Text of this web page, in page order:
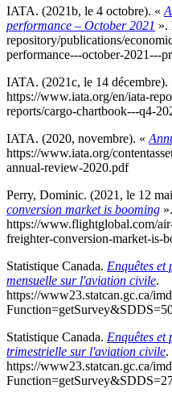
IATA. (2021b, le 4 octobre). «
performance – October 2021 ».
repository/publications/
performance---october-2021---
IATA. (2021c, le 14 décembre).
https://www.iata.org/en/iata-
reports/cargo-chartbook---q4-
IATA. (2020, novembre). «
https://www.iata.org/
annual-review-2020.pdf
Perry, Dominic. (2021, le 12
conversion market is booming
https://www.flightglobal.com/
freighter-conversion-market-is-
Statistique Canada. Enquêtes et
mensuelle sur l'aviation civile.
https://www23.statcan.gc.ca/
Statistique Canada. Enquêtes et
trimestrielle sur l'aviation civile.
https://www23.statcan.gc.ca/